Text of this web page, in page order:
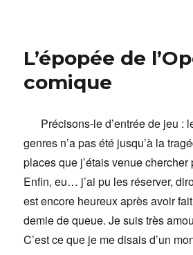
L’épopée de
comique
Précisons-le d’entrée de jeu :
genres n’a pas été jusqu’à la
places que j’étais venue
Enfin, eu… j’ai pu les réserver,
est encore heureux après avoir
demie de queue. Je suis très
C’est ce que je me disais d’un